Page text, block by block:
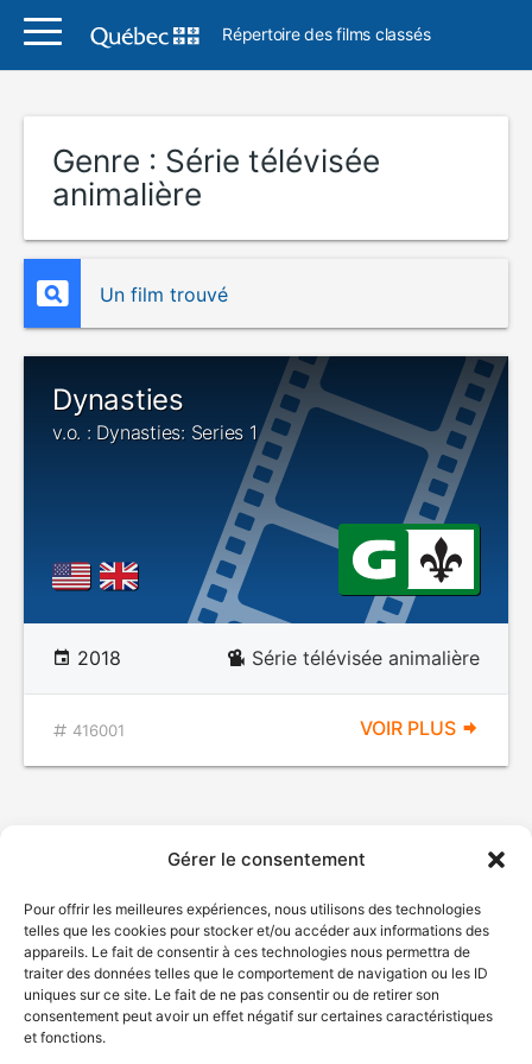
Gérer le consentement
Pour offrir les meilleures expériences, nous utilisons des technologies
telles que les cookies pour stocker et/ou accéder aux informations des
appareils. Le fait de consentir à ces technologies nous permettra de
traiter des données telles que le comportement de navigation ou les ID
uniques sur ce site. Le fait de ne pas consentir ou de retirer son
consentement peut avoir un effet négatif sur certaines caractéristiques
et fonctions.
Répertoire des films classés
Genre : Série télévisée
animalière
Un film trouvé
Dynasties
v.o. : Dynasties: Series 1
2018 Série télévisée animalière
416001 VOIR PLUS